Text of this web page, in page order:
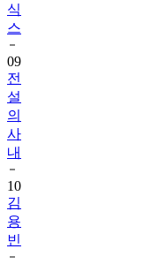
식
스
09
전
설
의
사
내
10
김
용
빈